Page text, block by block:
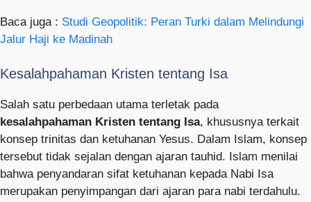
Baca juga : Studi Geopolitik: Peran Turki dalam Melindungi
Jalur Haji ke Madinah
Kesalahpahaman Kristen tentang Isa
Salah satu perbedaan utama terletak pada
kesalahpahaman Kristen tentang Isa, khususnya terkait
konsep trinitas dan ketuhanan Yesus. Dalam Islam, konsep
tersebut tidak sejalan dengan ajaran tauhid. Islam menilai
bahwa penyandaran sifat ketuhanan kepada Nabi Isa
merupakan penyimpangan dari ajaran para nabi terdahulu.